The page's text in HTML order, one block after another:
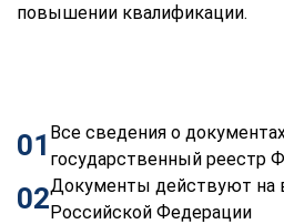
повышении квалификации.
01 Все сведения о
государственный
02Документы действуют на
Российской Федерации